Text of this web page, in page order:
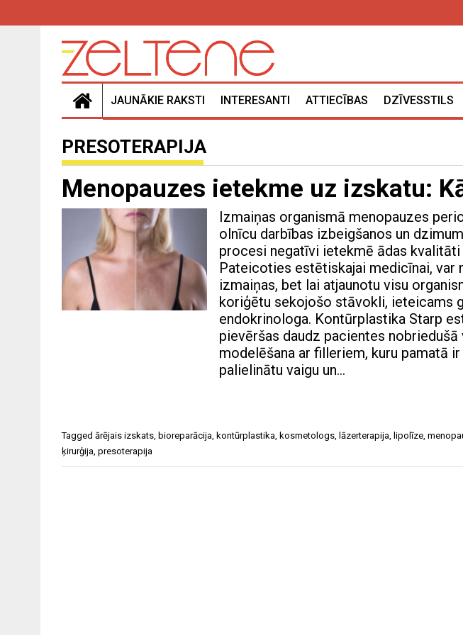
JAUNĀKIE RAKSTI INTERESANTI ATTIECĪBAS DZĪVESSTILS
PRESOTERAPIJA
Menopauzes ietekme uz izskatu:
Izmaiņas organismā menopauzes
olnīcu darbības izbeigšanos un
procesi negatīvi ietekmē ādas kvalitāti
Pateicoties estētiskajai medicīnai, var
izmaiņas, bet lai atjaunotu visu
koriģētu sekojošo stāvokli, ieteicams
endokrinologa. Kontūrplastika Starp
pievēršas daudz pacientes
modelēšana ar filleriem, kuru pamatā
palielinātu vaigu un…
Tagged ārējais izskats, bioreparācija, kontūrplastika, kosmetologs, lāzerterapija, lipolīze,
ķirurģija, presoterapija